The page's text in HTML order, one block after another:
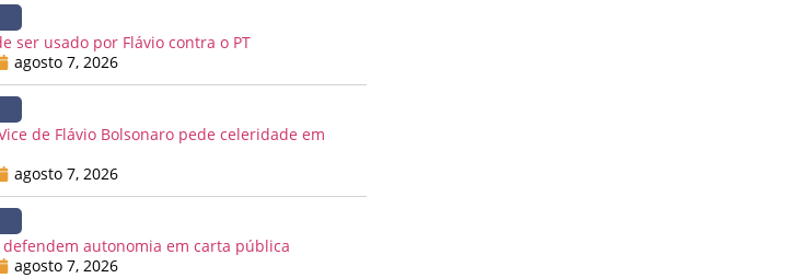
ser usado por Flávio contra o PT
agosto 7, 2026
de Flávio Bolsonaro pede celeridade em
agosto 7, 2026
defendem autonomia em carta pública
agosto 7, 2026